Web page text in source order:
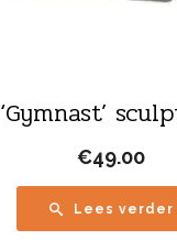
‘Gymnast’
€49.00
Lees verder